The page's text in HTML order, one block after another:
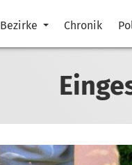
Bezirke Chronik